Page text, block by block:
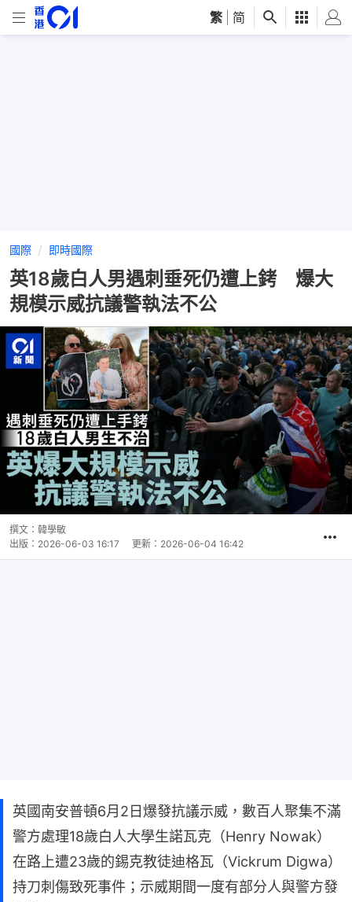
繁 简
國際 即時國際
英18歲白人男遇刺垂死仍遭上銬 爆大
規模示威抗議警執法不公
撰文： 韓學敏
出版： 2026-06-03 16:17 更新： 2026-06-04 16:42
英國南安普頓6月2日爆發抗議示威，數百人聚集不滿
警方處理18歲白人大學生諾瓦克（Henry Nowak）
在路上遭23歲的錫克教徒迪格瓦（Vickrum Digwa）
持刀刺傷致死事件；示威期間一度有部分人與警方發